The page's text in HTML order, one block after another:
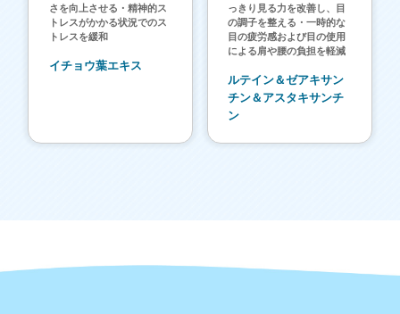
さを向上させる・精神的ス
トレスがかかる状況でのス
トレスを緩和
イチョウ葉エキス
っきり見る力を改善し、目
の調子を整える・一時的な
目の疲労感および目の使用
による肩や腰の負担を軽減
ルテイン＆ゼアキサン
チン＆アスタキサンチ
ン